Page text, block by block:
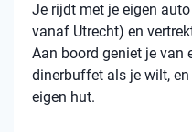
Je rijdt met je eigen
vanaf Utrecht) en
Aan boord geniet je van
dinerbuffet als je wilt,
eigen hut.